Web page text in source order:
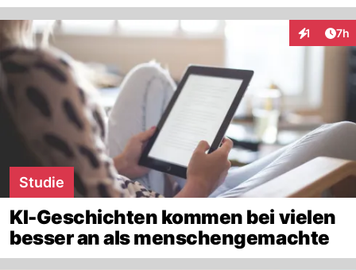
1 7h
Studie
KI-Geschichten kommen bei vielen
besser an als menschengemachte